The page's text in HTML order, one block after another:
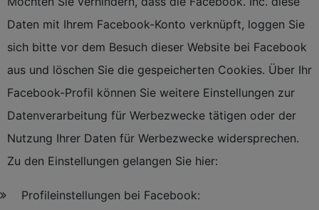
Daten mit Ihrem Facebook-Konto verknüpft, loggen Sie
sich bitte vor dem Besuch dieser Website bei Facebook
aus und löschen Sie die gespeicherten Cookies. Über Ihr
Facebook-Profil können Sie weitere Einstellungen zur
Datenverarbeitung für Werbezwecke tätigen oder der
Nutzung Ihrer Daten für Werbezwecke widersprechen.
Zu den Einstellungen gelangen Sie hier:
Profileinstellungen bei Facebook: